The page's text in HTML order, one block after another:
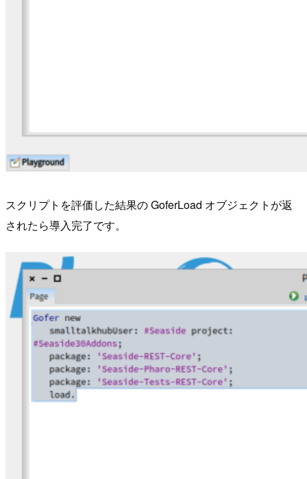
スクリプトを評価した結果の GoferLoad オブジェクトが返
されたら導入完了です。